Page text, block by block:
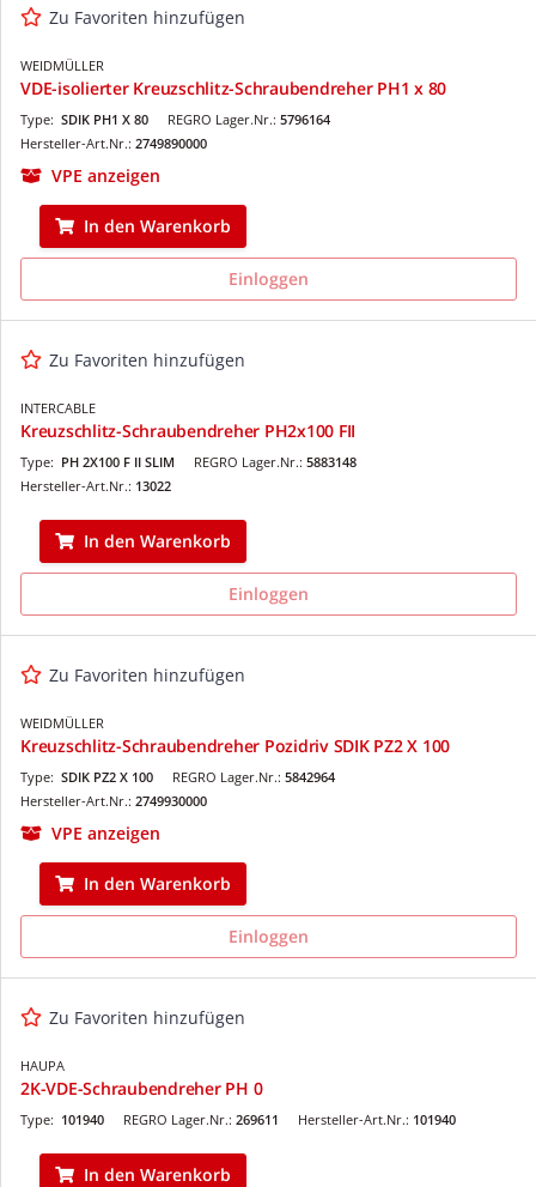
Zu Favoriten hinzufügen
WEIDMÜLLER
VDE-isolierter Kreuzschlitz-Schraubendreher PH1 x 80
REGRO Lager.Nr.: 5796164
Type: SDIK PH1 X 80
Hersteller-Art.Nr.: 2749890000
VPE anzeigen
In den Warenkorb
Einloggen
Zu Favoriten hinzufügen
INTERCABLE
Kreuzschlitz-Schraubendreher PH2x100 FII
REGRO Lager.Nr.: 5883148
Type: PH 2X100 F II SLIM
Hersteller-Art.Nr.: 13022
In den Warenkorb
Einloggen
Zu Favoriten hinzufügen
WEIDMÜLLER
Kreuzschlitz-Schraubendreher Pozidriv SDIK PZ2 X 100
REGRO Lager.Nr.: 5842964
Type: SDIK PZ2 X 100
Hersteller-Art.Nr.: 2749930000
VPE anzeigen
In den Warenkorb
Einloggen
Zu Favoriten hinzufügen
HAUPA
2K-VDE-Schraubendreher PH 0
REGRO Lager.Nr.: 269611
Type: 101940 Hersteller-Art.Nr.: 101940
In den Warenkorb